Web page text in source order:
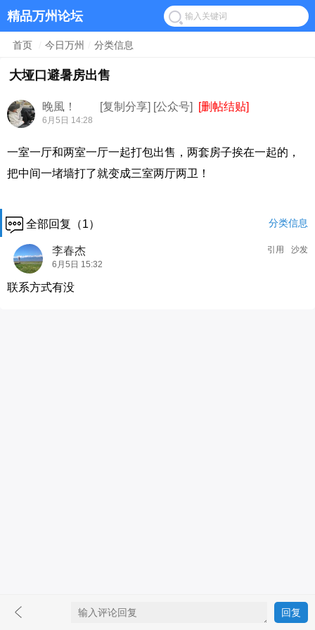
精品万州论坛
首页 今日万州 分类信息
大垭口避暑房出售
晚風！
6月5日 14:28
[复制分享] [公众号] [删帖结贴]
一室一厅和两室一厅一起打包出售，两套房子挨在一起的，
把中间一堵墙打了就变成三室两厅两卫！
全部回复（1） 分类信息
李春杰
6月5日 15:32
引用 沙发
联系方式有没